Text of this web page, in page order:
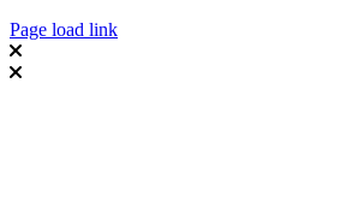
Page load link